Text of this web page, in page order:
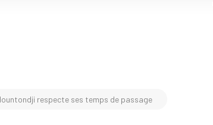
respecte ses temps de passage